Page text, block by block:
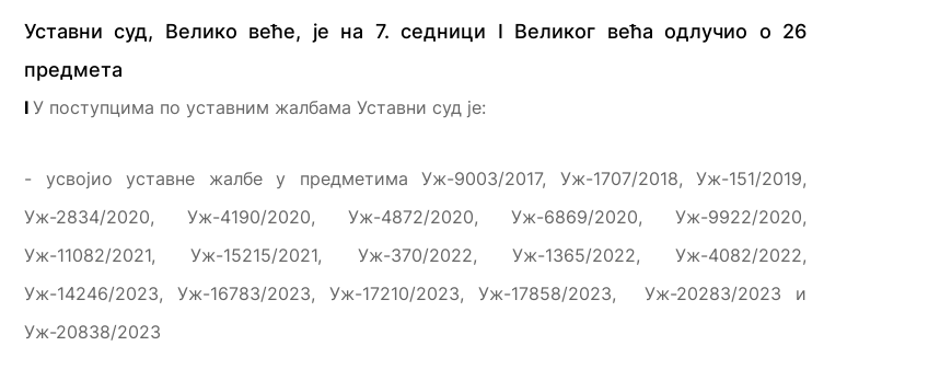
Уставни суд, Велико веће, је на 7. седници I Великог већа одлучио о 26
предмета
I У поступцима по уставним жалбама Уставни суд је:
- усвојио уставне жалбе у предметима Уж-9003/2017, Уж-1707/2018, Уж-151/2019,
Уж-2834/2020, Уж-4190/2020, Уж-4872/2020, Уж-6869/2020, Уж-9922/2020,
Уж-11082/2021, Уж-15215/2021, Уж-370/2022, Уж-1365/2022, Уж-4082/2022,
Уж-14246/2023, Уж-16783/2023, Уж-17210/2023, Уж-17858/2023, Уж-20283/2023 и
Уж-20838/2023